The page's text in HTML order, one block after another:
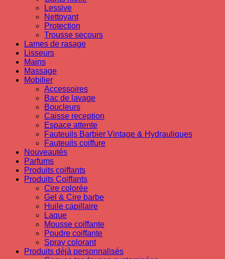
Lessive
Nettoyant
Protection
Trousse secours
Lames de rasage
Lisseurs
Mains
Massage
Mobilier
Accessoires
Bac de lavage
Boucleurs
Caisse reception
Espace attente
Fauteuils Barbier Vintage & Hydrauliques
Fauteuils coiffure
Nouveautés
Parfums
Produits coiffants
Produits Coiffants
Cire colorée
Gel & Cire barbe
Huile capillaire
Laque
Mousse coiffante
Poudre coiffante
Spray colorant
Produits déjà personnalisés